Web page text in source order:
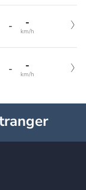
- -
km/h
- -
km/h